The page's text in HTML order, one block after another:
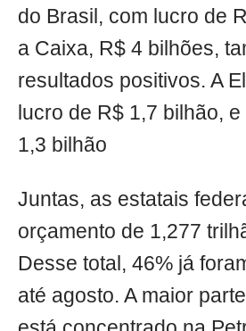
do Brasil, com lucro de
a Caixa, R$ 4 bilhões,
resultados positivos. A
lucro de R$ 1,7 bilhão,
1,3 bilhão
Juntas, as estatais
orçamento de 1,277
Desse total, 46% já
até agosto. A maior